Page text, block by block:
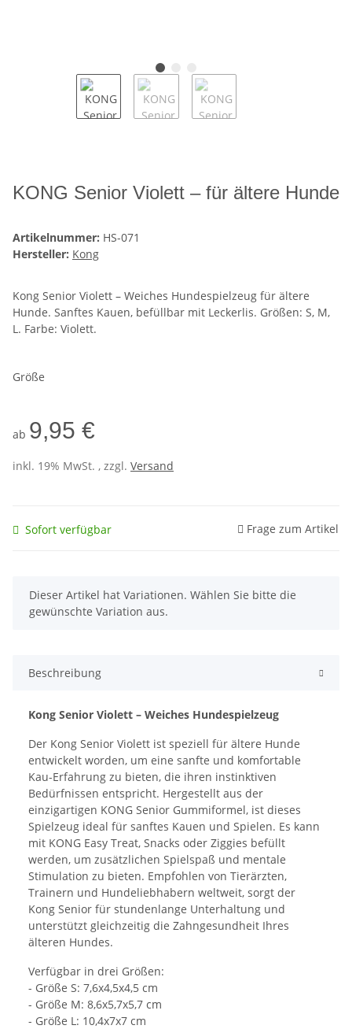
KONG Senior Violett – für ältere Hunde
Artikelnummer: HS-071
Hersteller: Kong
Kong Senior Violett – Weiches Hundespielzeug für ältere
Hunde. Sanftes Kauen, befüllbar mit Leckerlis. Größen: S, M,
L. Farbe: Violett.
Größe
ab 9,95 €
inkl. 19% MwSt. , zzgl. Versand
Sofort verfügbar Frage zum Artikel
x
Dieser Artikel hat Variationen. Wählen Sie bitte die
gewünschte Variation aus.
Beschreibung
Kong Senior Violett – Weiches Hundespielzeug
Der Kong Senior Violett ist speziell für ältere Hunde
entwickelt worden, um eine sanfte und komfortable
Kau-Erfahrung zu bieten, die ihren instinktiven
Bedürfnissen entspricht. Hergestellt aus der
einzigartigen KONG Senior Gummiformel, ist dieses
Spielzeug ideal für sanftes Kauen und Spielen. Es kann
mit KONG Easy Treat, Snacks oder Ziggies befüllt
werden, um zusätzlichen Spielspaß und mentale
Stimulation zu bieten. Empfohlen von Tierärzten,
Trainern und Hundeliebhabern weltweit, sorgt der
Kong Senior für stundenlange Unterhaltung und
unterstützt gleichzeitig die Zahngesundheit Ihres
älteren Hundes.
Verfügbar in drei Größen:
- Größe S: 7,6x4,5x4,5 cm
- Größe M: 8,6x5,7x5,7 cm
- Größe L: 10,4x7x7 cm